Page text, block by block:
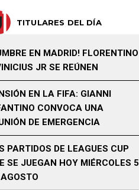
TITULARES DEL DÍA
EN MADRID! FLORENTINO
JR SE REÚNEN
EN LA FIFA: GIANNI
CONVOCA UNA
DE EMERGENCIA
PARTIDOS DE LEAGUES CUP
SE JUEGAN HOY MIÉRCOLES 5